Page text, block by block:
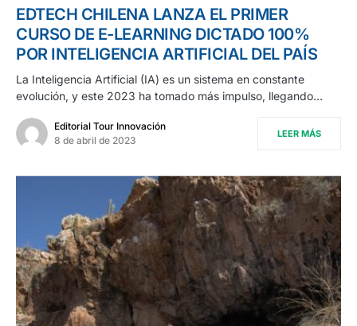
EDTECH CHILENA LANZA EL PRIMER
CURSO DE E-LEARNING DICTADO 100%
POR INTELIGENCIA ARTIFICIAL DEL PAÍS
La Inteligencia Artificial (IA) es un sistema en constante
evolución, y este 2023 ha tomado más impulso, llegando…
Editorial Tour Innovación
8 de abril de 2023
LEER MÁS